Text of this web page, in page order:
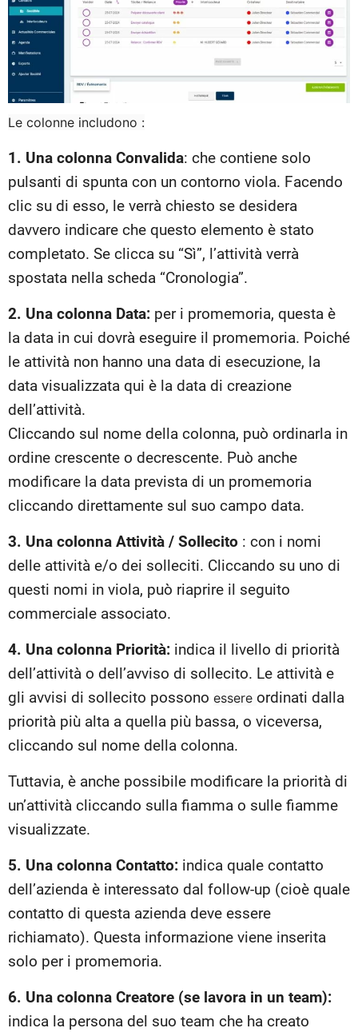
Le colonne includono :
1. Una colonna Convalida: che contiene solo
pulsanti di spunta con un contorno viola. Facendo
clic su di esso, le verrà chiesto se desidera
davvero indicare che questo elemento è stato
completato. Se clicca su “Sì”, l’attività verrà
spostata nella scheda “Cronologia”.
2. Una colonna Data: per i promemoria, questa è
la data in cui dovrà eseguire il promemoria. Poiché
le attività non hanno una data di esecuzione, la
data visualizzata qui è la data di creazione
dell’attività.
Cliccando sul nome della colonna, può ordinarla in
ordine crescente o decrescente. Può anche
modificare la data prevista di un promemoria
cliccando direttamente sul suo campo data.
3. Una colonna Attività / Sollecito : con i nomi
delle attività e/o dei solleciti. Cliccando su uno di
questi nomi in viola, può riaprire il seguito
commerciale associato.
4. Una colonna Priorità: indica il livello di priorità
dell’attività o dell’avviso di sollecito. Le attività e
gli avvisi di sollecito possono essere ordinati dalla
priorità più alta a quella più bassa, o viceversa,
cliccando sul nome della colonna.
Tuttavia, è anche possibile modificare la priorità di
un’attività cliccando sulla fiamma o sulle fiamme
visualizzate.
5. Una colonna Contatto: indica quale contatto
dell’azienda è interessato dal follow-up (cioè quale
contatto di questa azienda deve essere
richiamato). Questa informazione viene inserita
solo per i promemoria.
6. Una colonna Creatore (se lavora in un team):
indica la persona del suo team che ha creato